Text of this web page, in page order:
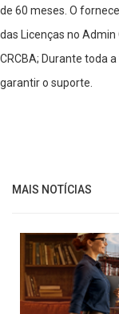
de 60 meses. O
das Licenças no
CRCBA; Durante toda
garantir o suporte.
MAIS NOTÍCIAS